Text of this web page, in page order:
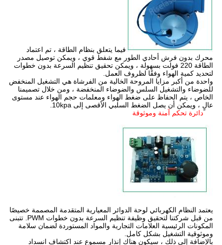
فيما يتعلق بنظام الطاقة ، تم اعتماد
محرك بدون فرش أحادي الطور مع شفط قوي ، ويمكن توصيل مصدر
الطاقة 220 فولت بسهولة ، ويمكن تحقيق تنظيم السرعة بدون خطوات
لتحديد كمية الهواء وفقًا لظروف العمل.
واحدة من أكبر مزايا المروحة الخالية من الفرشاة هي التشغيل المنخفض
للضوضاء والتشغيل السلس والضوضاء المنخفضة ، ومن خلال تصميمنا
الخاص ، يتم الحفاظ على ضغط الهواء ومعلمات حجم الهواء عند مستوى
عالٍ ، ويمكن أن يصل الضغط السلبي الأقصى إلى 10kpa.
دائرة تحكم آمنة وموثوقة
يعتمد النظام الكهربائي لوحة الدوائر المعيارية المتقدمة المصممة خصيصًا
من قبل شركتنا لتحقيق وظيفة تنظيم السرعة بدون خطوات PWM. تتبنى
المكونات الرئيسية العلامات التجارية والمواد المستوردة لضمان سلامة
وموثوقية التشغيل بشكل كامل.
بالإضافة إلى ذلك ، سيكون هناك إنذار مسموع عند اكتشاف انسداد